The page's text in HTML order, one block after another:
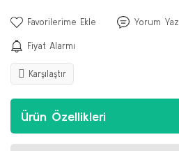
Yorum Yaz
Fiyat Alarmı
Karşılaştır
Ürün Özellikleri